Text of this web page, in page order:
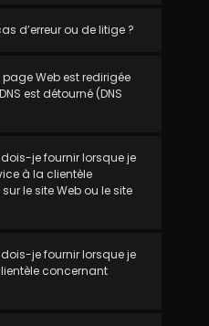
d’erreur ou de litige ?
Web est redirigée
est détourné (DNS
je fournir lorsque je
à la clientèle
le site Web ou le site
je fournir lorsque je
concernant